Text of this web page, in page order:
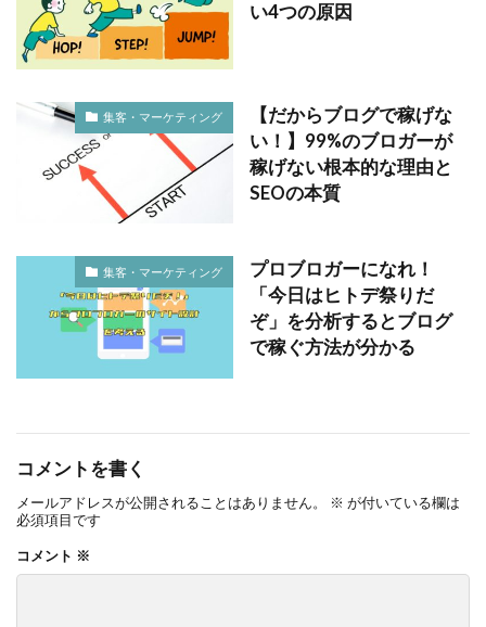
い4つの原因
集客・マーケティング
【だからブログで稼げな
い！】99%のブロガーが
稼げない根本的な理由と
SEOの本質
集客・マーケティング
プロブロガーになれ！
「今日はヒトデ祭りだ
ぞ」を分析するとブログ
で稼ぐ方法が分かる
コメントを書く
メールアドレスが公開されることはありません。 ※ が付いている欄は
必須項目です
コメント ※